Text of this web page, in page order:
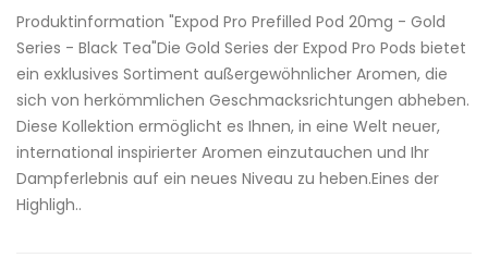
Produktinformation "Expod Pro Prefilled Pod 20mg - Gold
Series - Black Tea"Die Gold Series der Expod Pro Pods bietet
ein exklusives Sortiment außergewöhnlicher Aromen, die
sich von herkömmlichen Geschmacksrichtungen abheben.
Diese Kollektion ermöglicht es Ihnen, in eine Welt neuer,
international inspirierter Aromen einzutauchen und Ihr
Dampferlebnis auf ein neues Niveau zu heben.Eines der
Highligh..